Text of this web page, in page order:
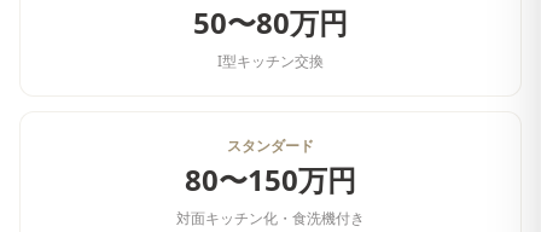
50〜80万円
I型キッチン交換
スタンダード
80〜150万円
対面キッチン化・食洗機付き